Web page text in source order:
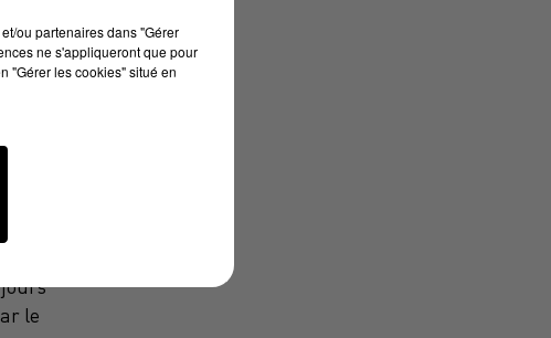
le
ou partenaires dans "Gérer
ne s'appliqueront que pour
"Gérer les cookies" situé en